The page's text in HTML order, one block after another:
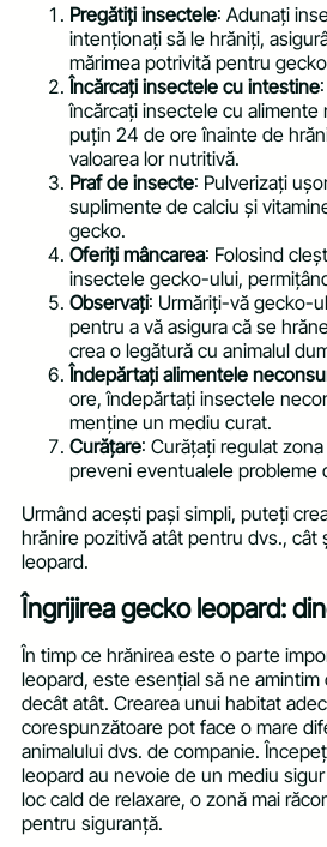
Pregătiți insectele: Adunați
intenționați să le hrăniți,
mărimea potrivită pentru
Încărcați insectele cu intestine
încărcați insectele cu
puțin 24 de ore înainte de
valoarea lor nutritivă.
Praf de insecte: Pulverizați
suplimente de calciu și
gecko.
Oferiți mâncarea: Folosind
insectele gecko-ului,
Observați: Urmăriți-vă gecko-
pentru a vă asigura că se
crea o legătură cu animalul
Îndepărtați alimentele
ore, îndepărtați insectele
menține un mediu curat.
Curățare: Curățați regulat
preveni eventualele probleme
Urmând acești pași simpli, puteți
hrănire pozitivă atât pentru dvs., cât
leopard.
Îngrijirea gecko leopard:
În timp ce hrănirea este o parte
leopard, este esențial să ne amintim
decât atât. Crearea unui habitat
corespunzătoare pot face o mare
animalului dvs. de companie.
leopard au nevoie de un mediu
loc cald de relaxare, o zonă mai
pentru siguranță.